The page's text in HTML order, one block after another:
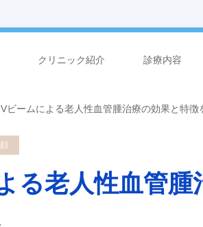
クリニック紹介 診療内容
Vビームによる老人性血管腫治療の効果と特徴
る老人性血管腫